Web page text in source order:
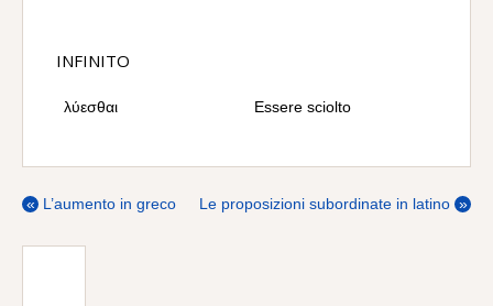
INFINITO
λύεσθαι Essere sciolto
« L’aumento in greco Le proposizioni subordinate in latino »